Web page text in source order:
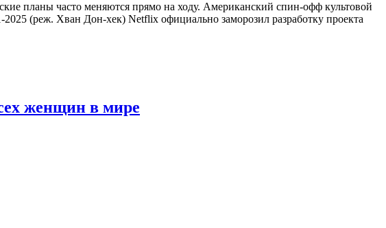
планы часто меняются прямо на ходу. Американский спин-офф культовой
(реж. Хван Дон-хек) Netflix официально заморозил разработку проекта
женщин в мире